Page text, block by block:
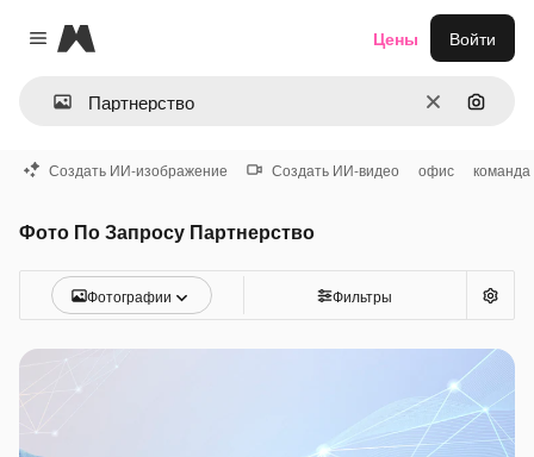
Close menu
Magnific
ОчиститьПоиск
Цены Войти
Создать ИИ-изображение Создать ИИ-видео офис команда
Фото По Запросу Партнерство
Фотографии Фильтры